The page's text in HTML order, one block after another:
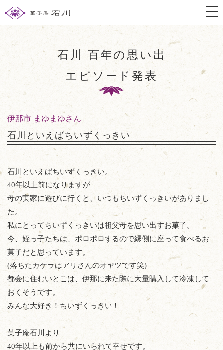
石川 百年の思い出
エピソード発表
伊那市 まゆまゆさん
石川といえばちいずくっきい
石川といえばちいずくっきい。
40年以上前になりますが
母の実家に遊びに行くと、いつもちいずくっきいがありまし
た。
私にとってちいずくっきいは祖父母を思い出すお菓子。
今、姪っ子たちは、ポロポロするので縁側に座って食べるお
菓子だと思っています。
(落ちたカケラはアリさんのオヤツです笑)
都会に住むいとこは、伊那に来た際に大量購入して冷凍して
おくそうです。
みんな大好き！ちいずくっきい！
菓子庵石川より
40年以上も前から共にいられて幸せです。